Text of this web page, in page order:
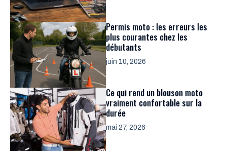
Permis moto : les erreurs les
plus courantes chez les
débutants
juin 10, 2026
Ce qui rend un blouson moto
vraiment confortable sur la
durée
mai 27, 2026